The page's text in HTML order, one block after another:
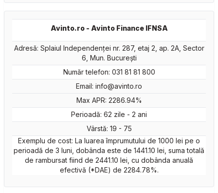
Avinto.ro - Avinto Finance IFNSA
Adresă: Splaiul Independenței nr. 287, etaj 2, ap. 2A, Sector
6, Mun. București
Număr telefon: 031 81 81 800
Email: info@avinto.ro
Max APR: 2286.94%
Perioadă: 62 zile - 2 ani
Vârstă: 19 - 75
Exemplu de cost: La luarea împrumutului de 1000 lei pe o
perioadă de 3 luni, dobânda este de 1441.10 lei, suma totală
de rambursat fiind de 2441.10 lei, cu dobânda anuală
efectivă (*DAE) de 2284.78%.